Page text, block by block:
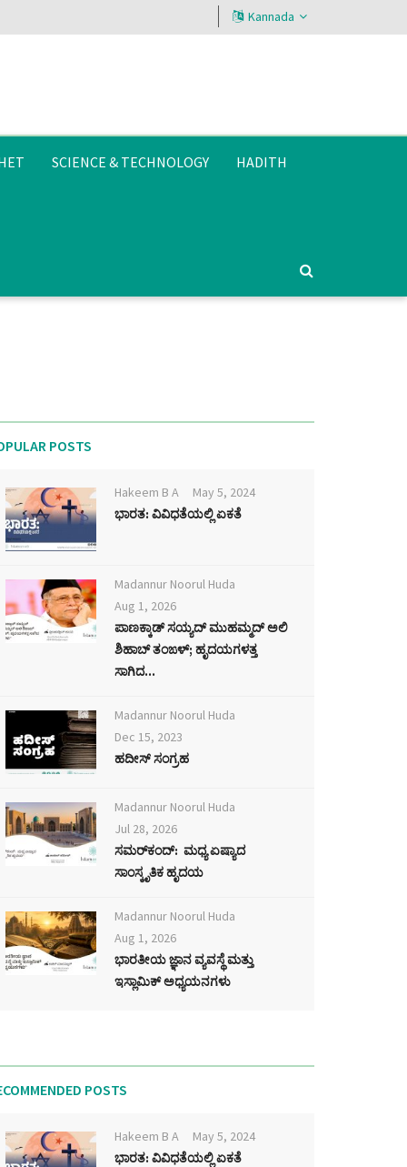
Kannada
SCIENCE & TECHNOLOGY HADITH
POSTS
Hakeem B A
May 5, 2024
ಭಾರತ: ವಿವಿಧತೆಯಲ್ಲಿ ಏಕತೆ
Madannur Noorul Huda
Aug 1, 2026
ಪಾಣಕ್ಕಾಡ್ ಸಯ್ಯದ್ ಮುಹಮ್ಮದ್ ಅಲಿ
ಶಿಹಾಬ್ ತಂಙಳ್; ಹೃದಯಗಳತ್ತ
ಸಾಗಿದ...
Madannur Noorul Huda
Dec 15, 2023
ಹದೀಸ್ ಸಂಗ್ರಹ
Madannur Noorul Huda
Jul 28, 2026
ಸಮರ್‌ಕಂದ್: ಮಧ್ಯ ಏಷ್ಯಾದ
ಸಾಂಸ್ಕೃತಿಕ ಹೃದಯ
Madannur Noorul Huda
Aug 1, 2026
ಭಾರತೀಯ ಜ್ಞಾನ ವ್ಯವಸ್ಥೆ ಮತ್ತು
ಇಸ್ಲಾಮಿಕ್ ಅಧ್ಯಯನಗಳು
POSTS
Hakeem B A
May 5, 2024
ಭಾರತ: ವಿವಿಧತೆಯಲ್ಲಿ ಏಕತೆ